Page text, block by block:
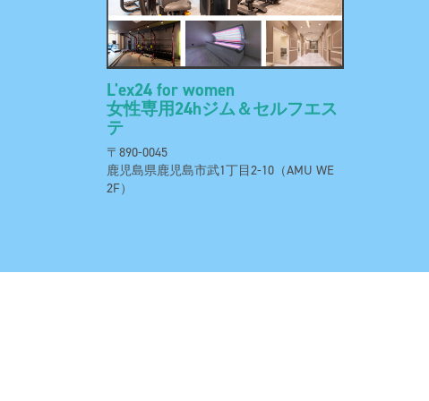
L'ex24 for women
女性専用24hジム＆セルフエス
テ
〒890-0045
鹿児島県鹿児島市武1丁目2-10（AMU WE
2F）